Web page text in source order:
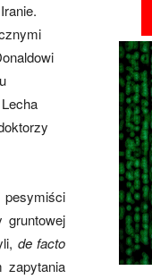
pesymiści
gruntowej
de facto
zapytania